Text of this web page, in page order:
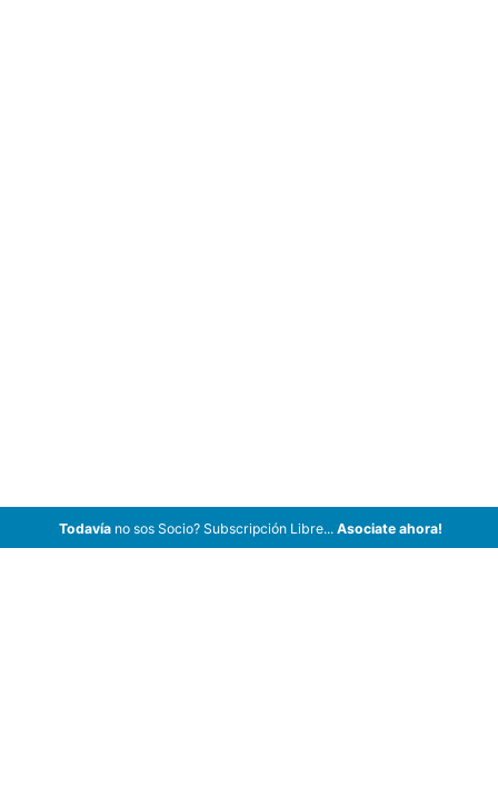
Todavíano sos Socio? Subscripción Libre... Asociate ahora!